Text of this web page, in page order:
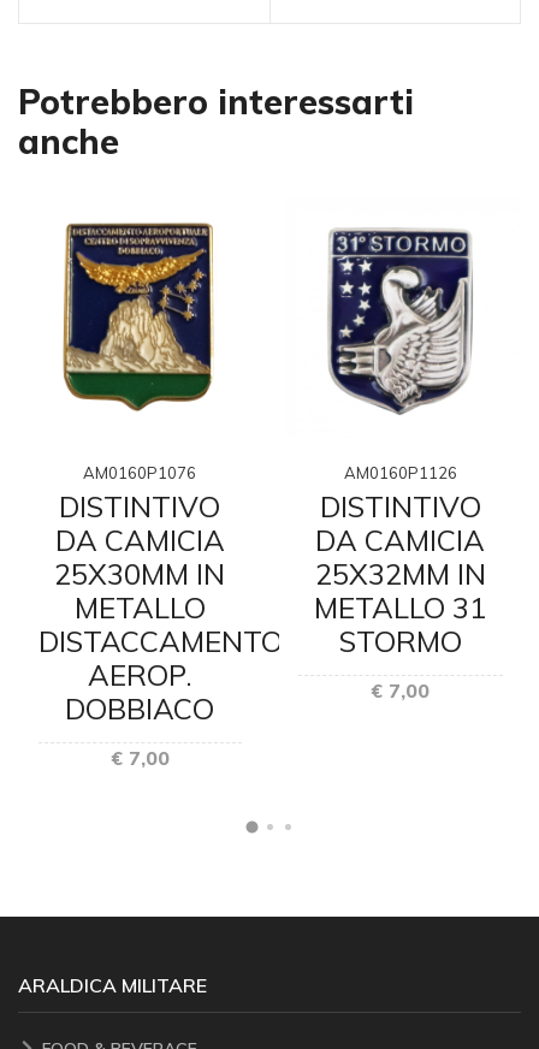
Potrebbero interessarti
anche
AM0160P1076
DISTINTIVO
DA CAMICIA
25X30MM IN
METALLO
DISTACCAMENTO
AEROP.
DOBBIACO
€ 7,00
AM0160P1126
DISTINTIVO
DA CAMICIA
25X32MM IN
METALLO 31
STORMO
€ 7,00
ARALDICA MILITARE